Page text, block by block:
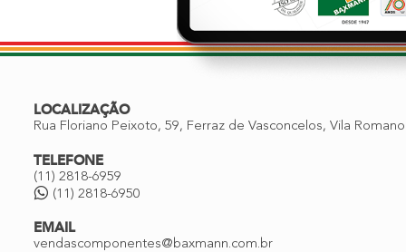
possue
acabamentos,
modelos
tamanhos
aplicações
LOCALIZAÇÃO
Rua Floriano Peixoto, 59, Ferraz de Vasconcelos, Vila
TELEFONE
(11) 2818-6959
(11) 2818-6950
EMAIL
vendascomponentes@baxmann.com.br